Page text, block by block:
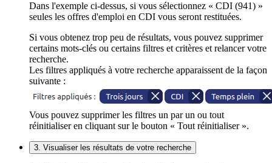
Dans l'exemple ci-dessus, si vous sélectionnez « CDI (941) »
seules les offres d'emploi en CDI vous seront restituées.
Si vous obtenez trop peu de résultats, vous pouvez supprimer
certains mots-clés ou certains filtres et critères et relancer votre
recherche.
Les filtres appliqués à votre recherche apparaissent de la façon
suivante :
Vous pouvez supprimer les filtres un par un ou tout
réinitialiser en cliquant sur le bouton « Tout réinitialiser ».
3. Visualiser les résultats de votre recherche